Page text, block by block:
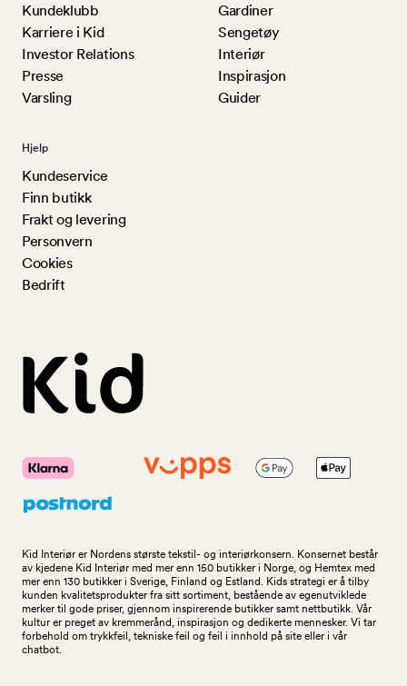
Kundeklubb
Karriere i Kid
Investor Relations
Presse
Varsling
Gardiner
Sengetøy
Interiør
Inspirasjon
Guider
Hjelp
Kundeservice
Finn butikk
Frakt og levering
Personvern
Cookies
Bedrift
Kid Interiør er Nordens største tekstil- og interiørkonsern. Konsernet består
av kjedene Kid Interiør med mer enn 150 butikker i Norge, og Hemtex med
mer enn 130 butikker i Sverige, Finland og Estland. Kids strategi er å tilby
kunden kvalitetsprodukter fra sitt sortiment, bestående av egenutviklede
merker til gode priser, gjennom inspirerende butikker samt nettbutikk. Vår
kultur er preget av kremmerånd, inspirasjon og dedikerte mennesker. Vi tar
forbehold om trykkfeil, tekniske feil og feil i innhold på site eller i vår
chatbot.